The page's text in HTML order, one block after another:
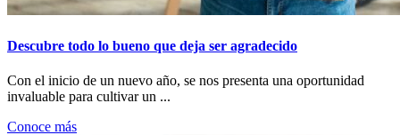
Descubre todo lo bueno que deja ser agradecido
Con el inicio de un nuevo año, se nos presenta una oportunidad
invaluable para cultivar un ...
Conoce más